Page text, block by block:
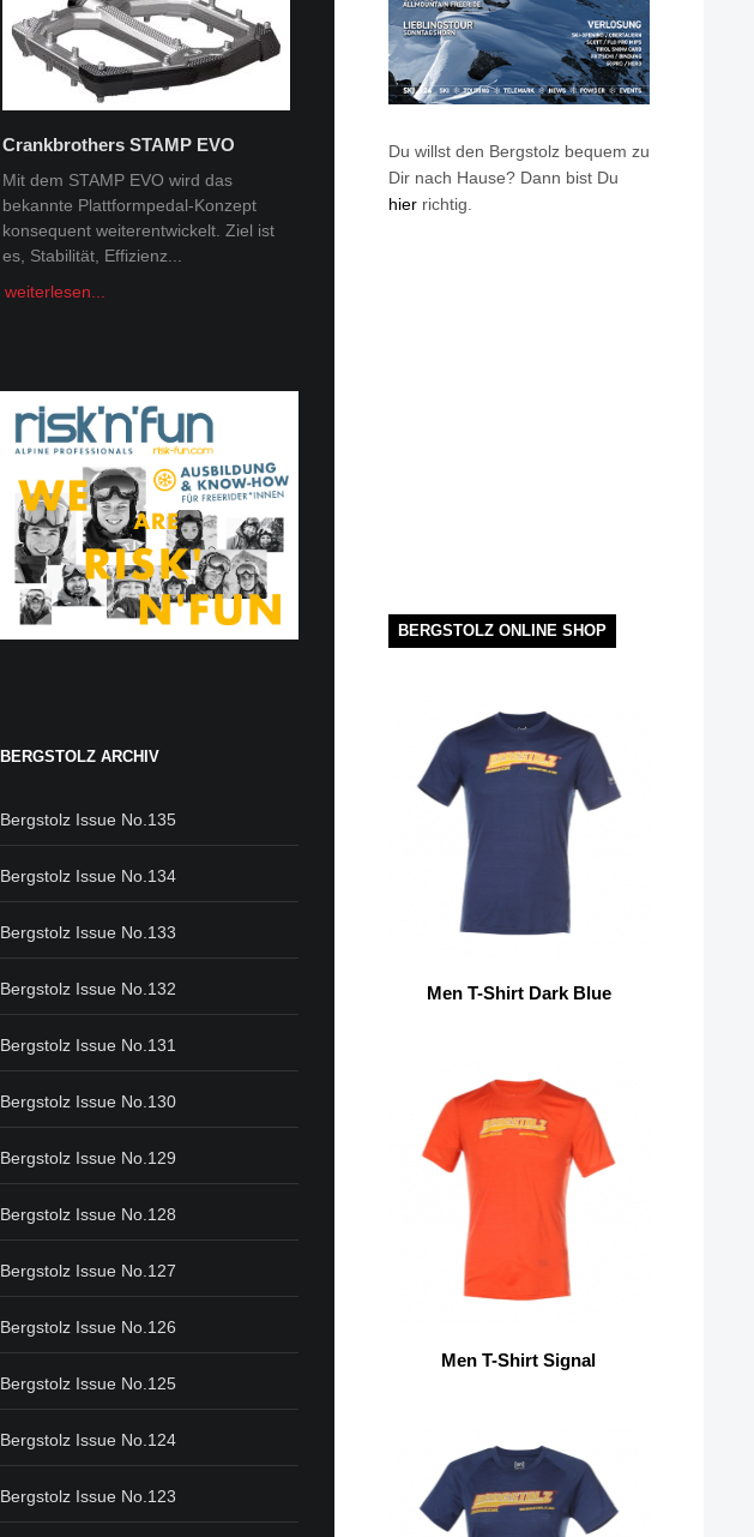
Crankbrothers STAMP EVO
Mit dem STAMP EVO wird das
bekannte Plattformpedal-Konzept
konsequent weiterentwickelt. Ziel ist
es, Stabilität, Effizienz...
weiterlesen...
Tobi Tritscher x Van Deer
Im Schnee Zuhause Name: Tobi
Trischer Alter: 31Homespot:
Schladming, AustriaSponsoren: Van
BERGSTOLZ ARCHIV
Bergstolz Issue No.135
Bergstolz Issue No.134
Bergstolz Issue No.133
Bergstolz Issue No.132
Bergstolz Issue No.131
Bergstolz Issue No.130
Bergstolz Issue No.129
Bergstolz Issue No.128
Bergstolz Issue No.127
Bergstolz Issue No.126
Bergstolz Issue No.125
Bergstolz Issue No.124
Bergstolz Issue No.123
Du willst den Bergstolz bequem zu
Dir nach Hause? Dann bist Du
hierrichtig.
BERGSTOLZ ONLINE SHOP
Men T-Shirt Dark Blue
Men T-Shirt Signal